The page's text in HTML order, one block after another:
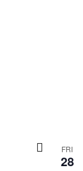
FRI
28